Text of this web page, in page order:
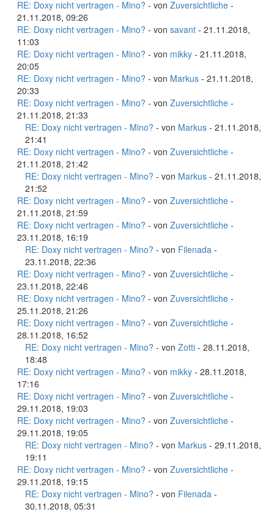
RE: Doxy nicht vertragen - Mino? - von Zuversichtliche -
21.11.2018, 09:26
RE: Doxy nicht vertragen - Mino? - von savant - 21.11.2018,
11:03
RE: Doxy nicht vertragen - Mino? - von mikky - 21.11.2018,
20:05
RE: Doxy nicht vertragen - Mino? - von Markus - 21.11.2018,
20:33
RE: Doxy nicht vertragen - Mino? - von Zuversichtliche -
21.11.2018, 21:33
RE: Doxy nicht vertragen - Mino? - von Markus - 21.11.2018,
21:41
RE: Doxy nicht vertragen - Mino? - von Zuversichtliche -
21.11.2018, 21:42
RE: Doxy nicht vertragen - Mino? - von Markus - 21.11.2018,
21:52
RE: Doxy nicht vertragen - Mino? - von Zuversichtliche -
21.11.2018, 21:59
RE: Doxy nicht vertragen - Mino? - von Zuversichtliche -
23.11.2018, 16:19
RE: Doxy nicht vertragen - Mino? - von Filenada -
23.11.2018, 22:36
RE: Doxy nicht vertragen - Mino? - von Zuversichtliche -
23.11.2018, 22:46
RE: Doxy nicht vertragen - Mino? - von Zuversichtliche -
25.11.2018, 21:26
RE: Doxy nicht vertragen - Mino? - von Zuversichtliche -
28.11.2018, 16:52
RE: Doxy nicht vertragen - Mino? - von Zotti - 28.11.2018,
18:48
RE: Doxy nicht vertragen - Mino? - von mikky - 28.11.2018,
17:16
RE: Doxy nicht vertragen - Mino? - von Zuversichtliche -
29.11.2018, 19:03
RE: Doxy nicht vertragen - Mino? - von Zuversichtliche -
29.11.2018, 19:05
RE: Doxy nicht vertragen - Mino? - von Markus - 29.11.2018,
19:11
RE: Doxy nicht vertragen - Mino? - von Zuversichtliche -
29.11.2018, 19:15
RE: Doxy nicht vertragen - Mino? - von Filenada -
30.11.2018, 05:31